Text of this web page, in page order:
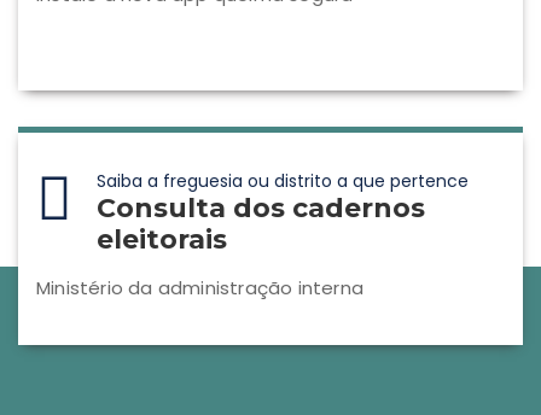
Saiba a freguesia ou distrito a que pertence
Consulta dos cadernos
eleitorais
Ministério da administração interna